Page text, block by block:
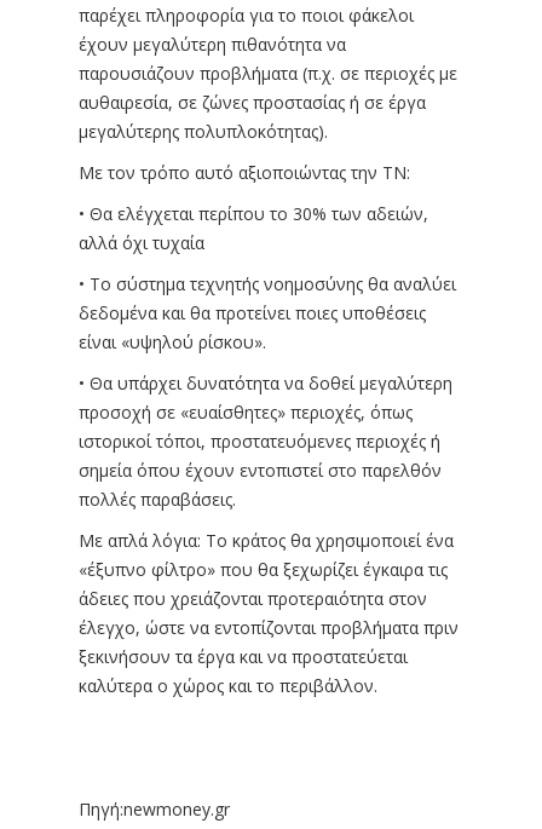
παρέχει πληροφορία για το ποιοι φάκελοι
έχουν μεγαλύτερη πιθανότητα να
παρουσιάζουν προβλήματα (π.χ. σε περιοχές με
αυθαιρεσία, σε ζώνες προστασίας ή σε έργα
μεγαλύτερης πολυπλοκότητας).
Με τον τρόπο αυτό αξιοποιώντας την ΤΝ:
• Θα ελέγχεται περίπου το 30% των αδειών,
αλλά όχι τυχαία
• Το σύστημα τεχνητής νοημοσύνης θα αναλύει
δεδομένα και θα προτείνει ποιες υποθέσεις
είναι «υψηλού ρίσκου».
• Θα υπάρχει δυνατότητα να δοθεί μεγαλύτερη
προσοχή σε «ευαίσθητες» περιοχές, όπως
ιστορικοί τόποι, προστατευόμενες περιοχές ή
σημεία όπου έχουν εντοπιστεί στο παρελθόν
πολλές παραβάσεις.
Με απλά λόγια: Το κράτος θα χρησιμοποιεί ένα
«έξυπνο φίλτρο» που θα ξεχωρίζει έγκαιρα τις
άδειες που χρειάζονται προτεραιότητα στον
έλεγχο, ώστε να εντοπίζονται προβλήματα πριν
ξεκινήσουν τα έργα και να προστατεύεται
καλύτερα ο χώρος και το περιβάλλον.
Πηγή:newmoney.gr